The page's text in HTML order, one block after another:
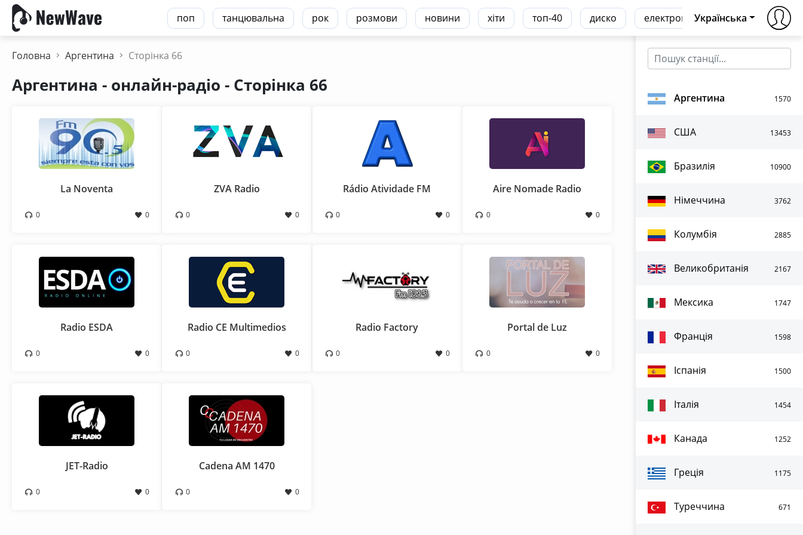
поп танцювальна рок розмови новини хіти топ-40 диско електронна транс хаус
Українська
Аргентина 1570
США 13453
Бразилія 10900
Німеччина 3762
Колумбія 2885
Великобританія 2167
Мексика 1747
Франція 1598
Іспанія 1500
Італія 1454
Канада 1252
Греція 1175
Туреччина 671
Головна Аргентина Сторінка 66
Аргентина - онлайн-радіо - Сторінка 66
La Noventa
0 0
ZVA Radio
0 0
Rádio Atividade FM
0 0
Aire Nomade Radio
0 0
Radio ESDA
0 0
Radio CE Multimedios
0 0
Radio Factory
0 0
Portal de Luz
0 0
JET-Radio
0 0
Cadena AM 1470
0 0